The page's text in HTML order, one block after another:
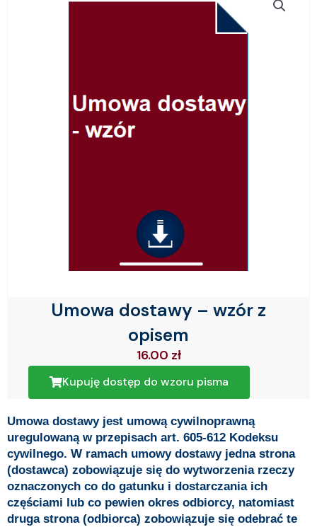
Umowa dostawy – wzór z
opisem
16.00 zł
Kupuję dostęp do wzoru pisma
Umowa dostawy jest umową cywilnoprawną
uregulowaną w przepisach art. 605-612 Kodeksu
cywilnego. W ramach umowy dostawy jedna strona
(dostawca) zobowiązuje się do wytworzenia rzeczy
oznaczonych co do gatunku i dostarczania ich
częściami lub co pewien okres odbiorcy, natomiast
druga strona (odbiorca) zobowiązuje się odebrać te